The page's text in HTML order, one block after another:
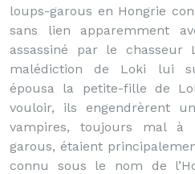
loups-garous en Hongrie
sans lien apparemment
assassiné par le chasseur
malédiction de Loki lui
épousa la petite-fille de
vouloir, ils engendrèrent
vampires, toujours mal à
garous, étaient
connu sous le nom de